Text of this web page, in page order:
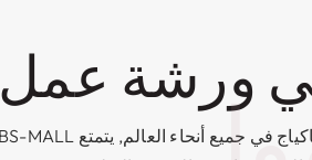
ورشة عمل